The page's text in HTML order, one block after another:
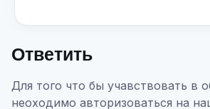
Ответить
Для того что бы учавствовать в
неоходимо авторизоваться на